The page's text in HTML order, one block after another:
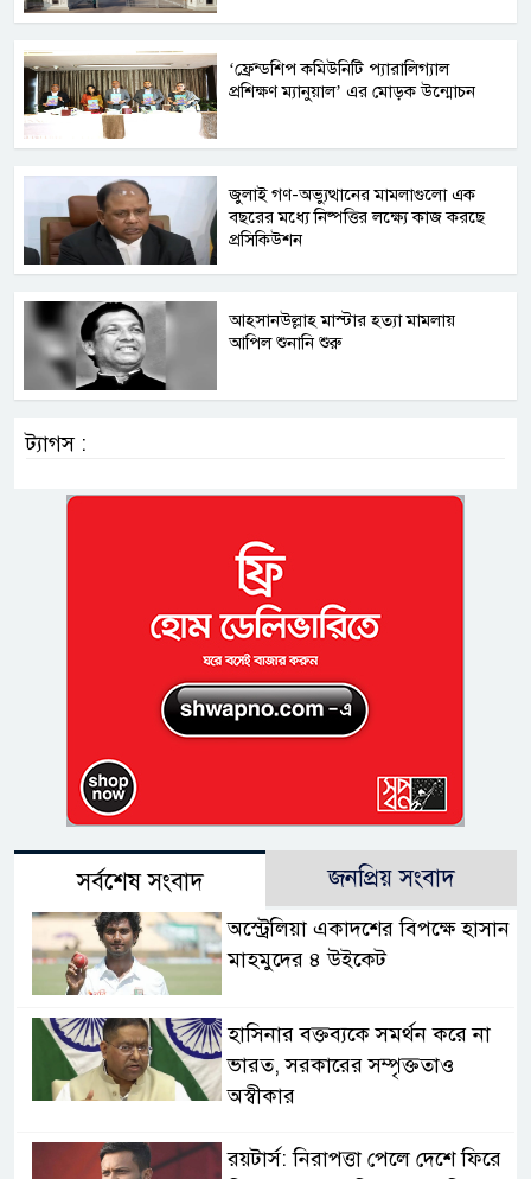
‘ফ্রেন্ডশিপ কমিউনিটি প্যারালিগ্যাল
প্রশিক্ষণ ম্যানুয়াল’ এর মোড়ক উন্মোচন
জুলাই গণ-অভ্যুত্থানের মামলাগুলো এক
বছরের মধ্যে নিষ্পত্তির লক্ষ্যে কাজ করছে
প্রসিকিউশন
আহসানউল্লাহ মাস্টার হত্যা মামলায়
আপিল শুনানি শুরু
ট্যাগস :
সর্বশেষ সংবাদ জনপ্রিয় সংবাদ
অস্ট্রেলিয়া একাদশের বিপক্ষে হাসান
মাহমুদের ৪ উইকেট
হাসিনার বক্তব্যকে সমর্থন করে না
ভারত, সরকারের সম্পৃক্ততাও
অস্বীকার
রয়টার্স: নিরাপত্তা পেলে দেশে ফিরে